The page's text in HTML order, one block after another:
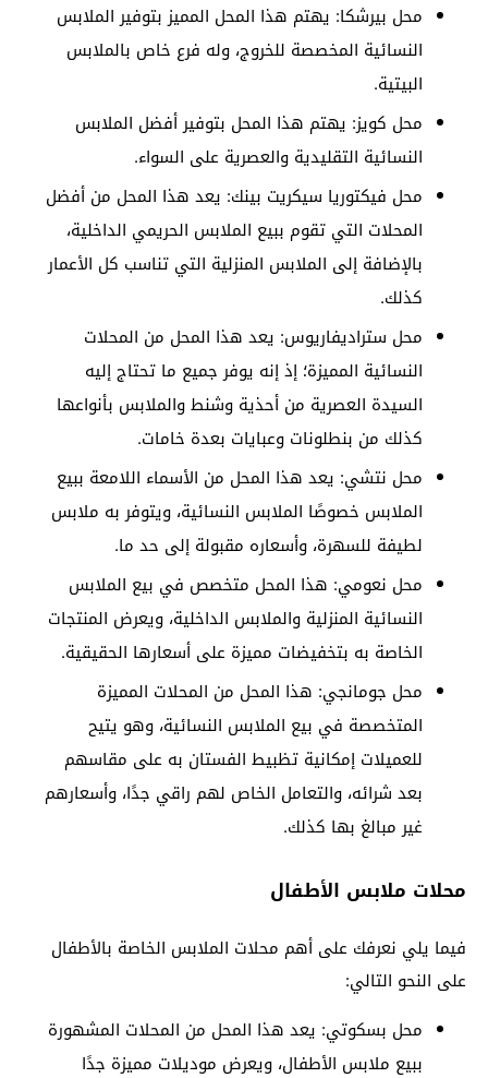
محل بيرشكا: يهتم هذا المحل المميز بتوفير الملابس
النسائية المخصصة للخروج، وله فرع خاص بالملابس
البيتية.
محل كويز: يهتم هذا المحل بتوفير أفضل الملابس
النسائية التقليدية والعصرية على السواء.
محل فيكتوريا سيكريت بينك: يعد هذا المحل من أفضل
المحلات التي تقوم ببيع الملابس الحريمي الداخلية،
بالإضافة إلى الملابس المنزلية التي تناسب كل الأعمار
كذلك.
محل ستراديفاريوس: يعد هذا المحل من المحلات
النسائية المميزة؛ إذ إنه يوفر جميع ما تحتاج إليه
السيدة العصرية من أحذية وشنط والملابس بأنواعها
كذلك من بنطلونات وعبايات بعدة خامات.
محل نتشي: يعد هذا المحل من الأسماء اللامعة ببيع
الملابس خصوصًا الملابس النسائية، ويتوفر به ملابس
لطيفة للسهرة، وأسعاره مقبولة إلى حد ما.
محل نعومي: هذا المحل متخصص في بيع الملابس
النسائية المنزلية والملابس الداخلية، ويعرض المنتجات
الخاصة به بتخفيضات مميزة على أسعارها الحقيقية.
محل جومانجي: هذا المحل من المحلات المميزة
المتخصصة في بيع الملابس النسائية، وهو يتيح
للعميلات إمكانية تظبيط الفستان به على مقاسهم
بعد شرائه، والتعامل الخاص لهم راقي جدًا، وأسعارهم
غير مبالغ بها كذلك.
محلات ملابس الأطفال
فيما يلي نعرفك على أهم محلات الملابس الخاصة بالأطفال
على النحو التالي:
محل بسكوتي: يعد هذا المحل من المحلات المشهورة
ببيع ملابس الأطفال، ويعرض موديلات مميزة جدًا